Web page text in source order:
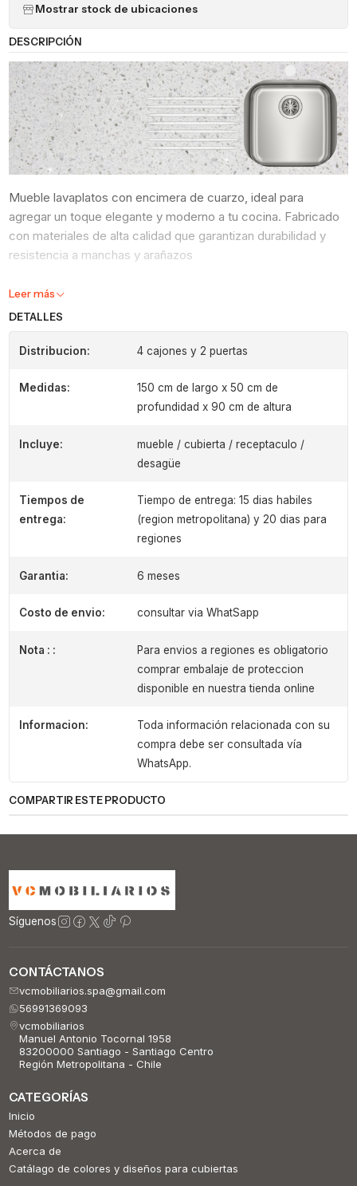
Mostrar stock de ubicaciones
DESCRIPCIÓN
Mueble lavaplatos con encimera de cuarzo, ideal para
agregar un toque elegante y moderno a tu cocina. Fabricado
con materiales de alta calidad que garantizan durabilidad y
resistencia a manchas y arañazos
Medidas del Lavaplatos (receptaculo) : 40 x 34
Leer más
DETALLES
Distribucion: 4 cajones y 2 puertas
Medidas:
150 cm de largo x 50 cm de
profundidad x 90 cm de altura
Incluye:
mueble / cubierta / receptaculo /
desagüe
Tiempos de
entrega:
Tiempo de entrega: 15 dias habiles
(region metropolitana) y 20 dias para
regiones
Garantia: 6 meses
Costo de envio: consultar via WhatSapp
Nota : :
Para envios a regiones es obligatorio
comprar embalaje de proteccion
disponible en nuestra tienda online
Informacion:
Toda información relacionada con su
compra debe ser consultada vía
WhatsApp.
COMPARTIR ESTE PRODUCTO
Síguenos
CONTÁCTANOS
vcmobiliarios.spa@gmail.com
56991369093
vcmobiliarios
Manuel Antonio Tocornal 1958
83200000 Santiago - Santiago Centro
Región Metropolitana - Chile
CATEGORÍAS
Inicio
Métodos de pago
Acerca de
Catálago de colores y diseños para cubiertas